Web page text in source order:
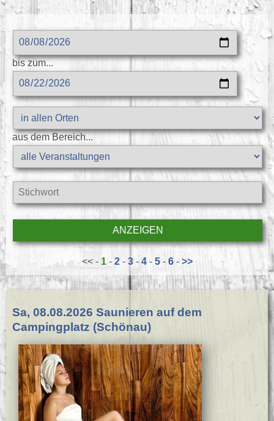
bis zum...
aus dem Bereich...
<< - 1- 2- 3- 4- 5- 6- >>
Sa, 08.08.2026 Saunieren auf dem
Campingplatz (Schönau)